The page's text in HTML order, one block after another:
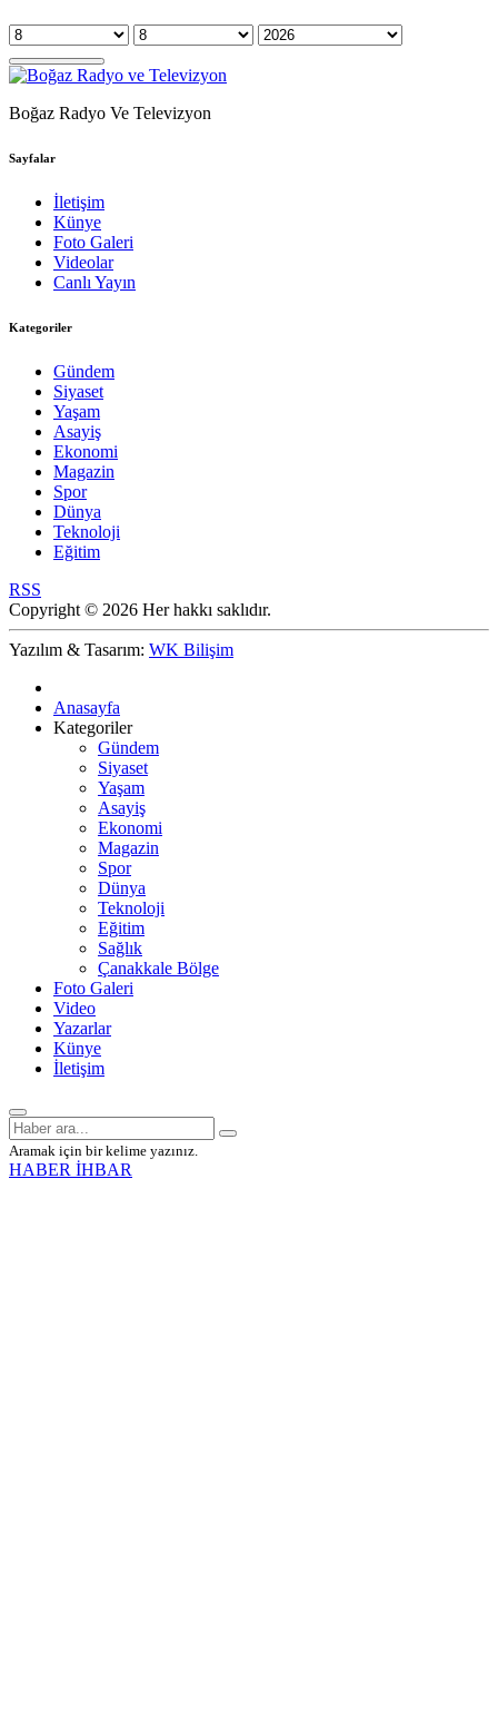
Boğaz Radyo Ve Televizyon
Sayfalar
İletişim
Künye
Foto Galeri
Videolar
Canlı Yayın
Kategoriler
Gündem
Siyaset
Yaşam
Asayiş
Ekonomi
Magazin
Spor
Dünya
Teknoloji
Eğitim
RSS
Copyright © 2026 Her hakkı saklıdır.
Yazılım & Tasarım: WK Bilişim
Anasayfa
Kategoriler
Gündem
Siyaset
Yaşam
Asayiş
Ekonomi
Magazin
Spor
Dünya
Teknoloji
Eğitim
Sağlık
Çanakkale Bölge
Foto Galeri
Video
Yazarlar
Künye
İletişim
Aramak için bir kelime yazınız.
HABER İHBAR